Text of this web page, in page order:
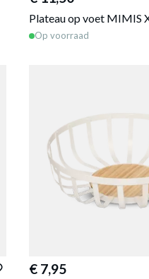
Plateau op voet MIMIS
Op voorraad
€ 7,95